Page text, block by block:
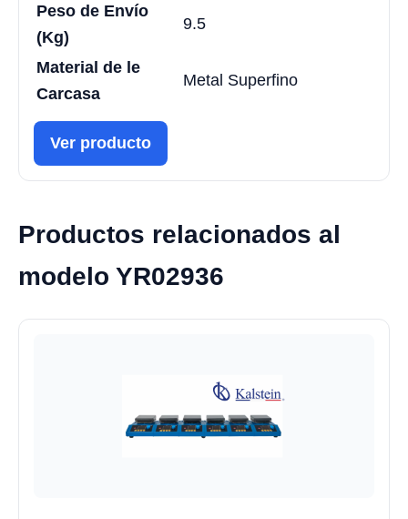
Peso de Envío
(Kg)
9.5
Material de le
Carcasa
Metal Superfino
Ver producto
Productos relacionados al
modelo YR02936